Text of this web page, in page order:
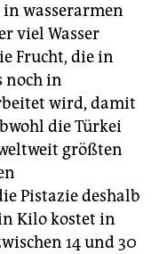
in wasserarmen
viel Wasser
Frucht, die in
noch in
wird, damit
die Türkei
größten
Pistazie deshalb
Kilo kostet in
14 und 30